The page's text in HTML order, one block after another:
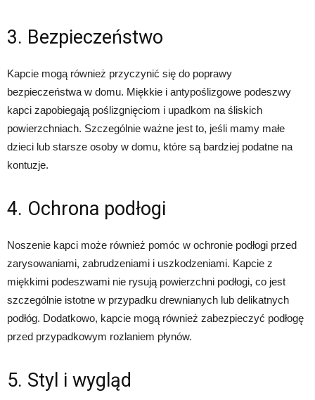
3. Bezpieczeństwo
Kapcie mogą również przyczynić się do poprawy
bezpieczeństwa w domu. Miękkie i antypoślizgowe podeszwy
kapci zapobiegają poślizgnięciom i upadkom na śliskich
powierzchniach. Szczególnie ważne jest to, jeśli mamy małe
dzieci lub starsze osoby w domu, które są bardziej podatne na
kontuzje.
4. Ochrona podłogi
Noszenie kapci może również pomóc w ochronie podłogi przed
zarysowaniami, zabrudzeniami i uszkodzeniami. Kapcie z
miękkimi podeszwami nie rysują powierzchni podłogi, co jest
szczególnie istotne w przypadku drewnianych lub delikatnych
podłóg. Dodatkowo, kapcie mogą również zabezpieczyć podłogę
przed przypadkowym rozlaniem płynów.
5. Styl i wygląd